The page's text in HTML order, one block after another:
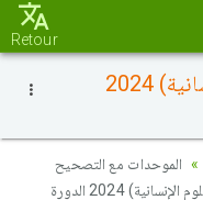
Retour
اللغة العربية (شعبة العلوم الإنسانية) 2024
الموحدات مع التصحيح
اللغة العربية (شعبة العلوم الإنسانية) 2024 الدورة